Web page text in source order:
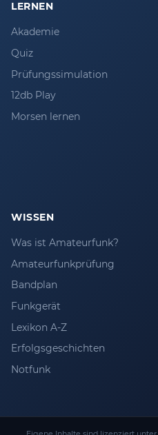
LERNEN
Akademie
Quiz
Prüfungssimulation
12db Play
Morsen lernen
WISSEN
Was ist Amateurfunk?
Amateurfunkprüfung
Bandplan
Funkgerät
Lexikon A-Z
Erfolgsgeschichten
Notfunk